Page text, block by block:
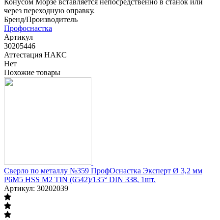
Конусом Морзе вставляется непосредственно в станок или
через переходную оправку.
Бренд/Производитель
Профоснастка
Артикул
30205446
Аттестация НАКС
Нет
Похожие товары
Сверло по металлу №359 ПрофОснастка Эксперт Ø 3,2 мм
P6M5 HSS M2 TIN (6542)/135° DIN 338, 1шт.
Артикул: 30202039